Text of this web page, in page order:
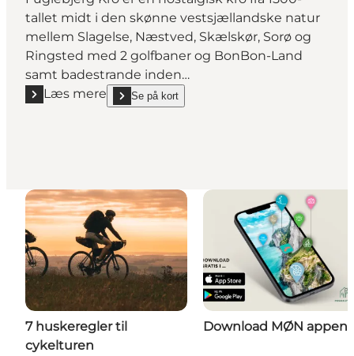
tallet midt i den skønne vestsjællandske natur
mellem Slagelse, Næstved, Skælskør, Sorø og
Ringsted med 2 golfbaner og BonBon-Land
samt badestrande inden…
Læs mere
Læs mere "Fuglebjerg Kro - restaurant"
Se på kort
show Fuglebjerg Kro - restaurant on_map
7 huskeregler til
cykelturen
Download MØN appen